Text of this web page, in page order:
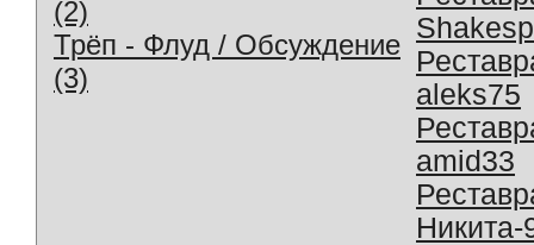
(2)
Трёп - Флуд / Обсуждение
(3)
aleks75
amid33
Никита-